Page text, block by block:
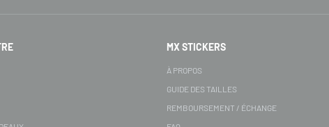
MX STICKERS
À PROPOS
GUIDE DES TAILLES
REMBOURSEMENT / ÉCHANGE